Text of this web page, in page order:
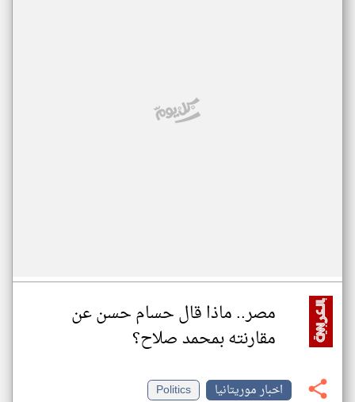
مصر.. ماذا قال حسام حسن عن
مقارنته بمحمد صلاح؟
اخبار موريتانيا
Politics